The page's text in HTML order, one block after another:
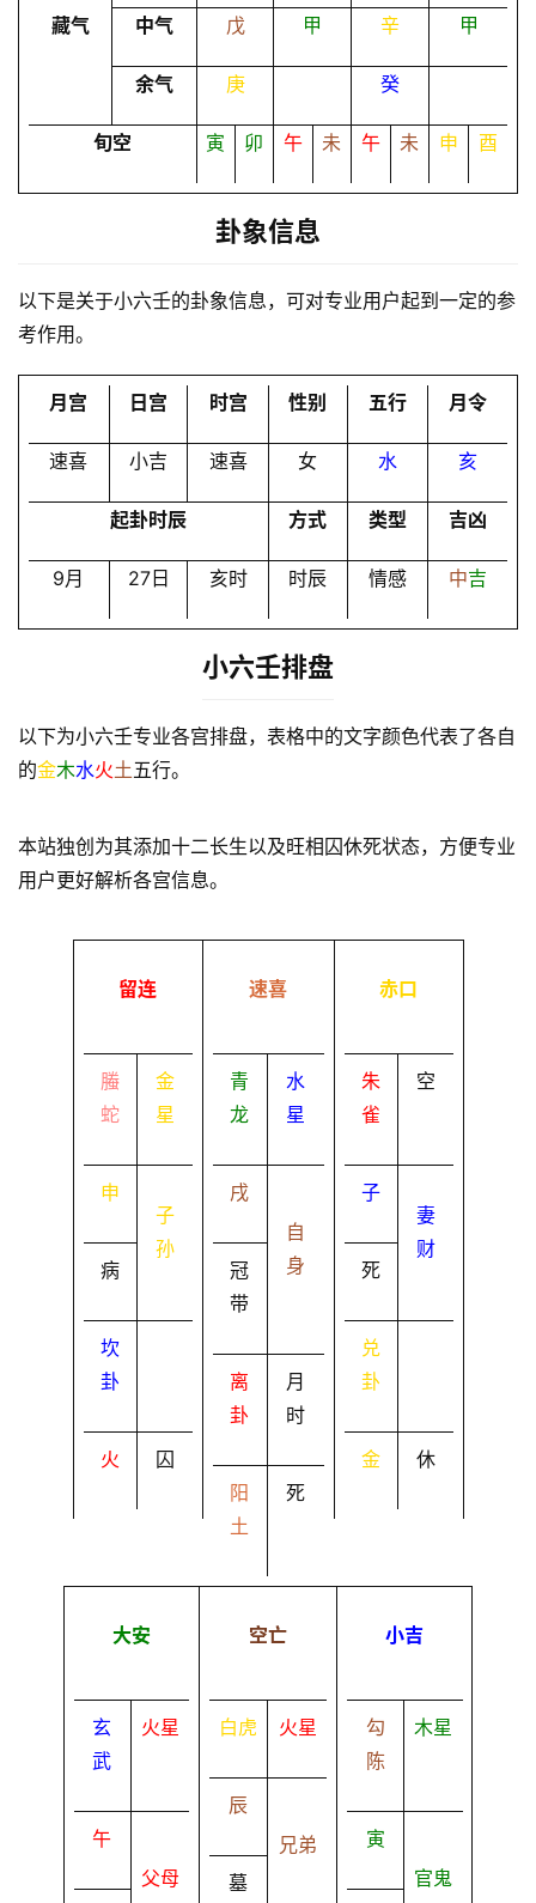
I
服
会
藏气 中气 戊 甲 辛 甲
余气 庚 癸
旬空 寅 卯 午 未 午 未 申 酉
卦象信息
以下是关于小六壬的卦象信息，可对专业用户起到一定的参
考作用。
月宫 日宫 时宫 性别 五行 月令
速喜 小吉 速喜 女 水 亥
起卦时辰 方式 类型 吉凶
9月 27日 亥时 时辰 情感 中吉
小六壬排盘
以下为小六壬专业各宫排盘，表格中的文字颜色代表了各自
的金木水火土五行。
本站独创为其添加十二长生以及旺相囚休死状态，方便专业
用户更好解析各宫信息。
留连
螣
蛇
金
星
申
病
子
孙
坎
卦
火 囚
速喜
青
龙
水
星
戌
冠
带
自
身
离
卦
月
时
阳
土
死
赤口
朱
雀
空
子
死
妻
财
兑
卦
金 休
大安
玄
武
火星
午
父母
空亡
白虎 火星
辰
墓
兄弟
小吉
勾
陈
木星
寅
官鬼